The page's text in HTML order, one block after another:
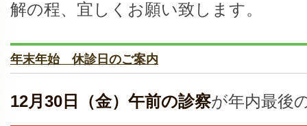
解の程、宜しくお願い致します。
年末年始 休診日のご案内
12月30日（金）午前の診察が年内最後